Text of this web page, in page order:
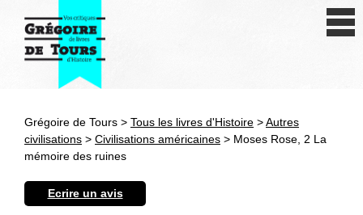
Antiquité
Grégoire de Tours > Tous les livres d'Histoire >Autres
civilisations > Civilisations américaines > Moses Rose, 2 La
mémoire des ruines
Ecrire un avis